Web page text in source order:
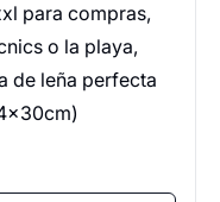
para compras,
o la playa,
de leña perfecta